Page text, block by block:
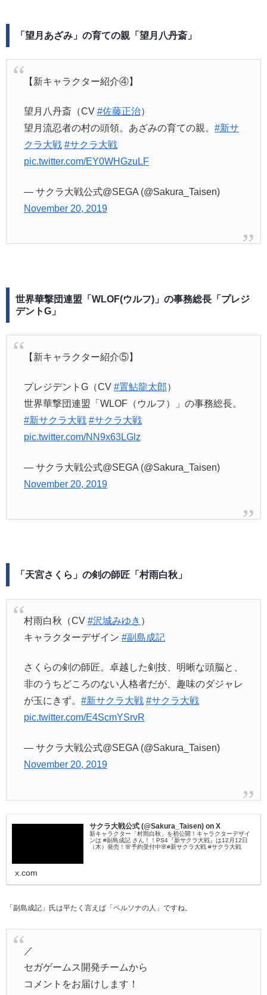
「望月あざみ」の育ての親「望月八丹斎」
【新キャラクター紹介④】
望月八丹斎（CV #佐藤正治）
望月流忍者の村の頭領。あざみの育ての親。 #新サ
クラ大戦 #サクラ大戦
pic.twitter.com/EY0WHGzuLF
— サクラ大戦公式@SEGA (@Sakura_Taisen)
November 20, 2019
世界華撃団連盟「WLOF(ウルフ)」の事務総長「プレジ
デントG」
【新キャラクター紹介⑤】
プレジデントG（CV #置鮎龍太郎）
世界華撃団連盟「WLOF（ウルフ）」の事務総長。
#新サクラ大戦 #サクラ大戦
pic.twitter.com/NN9x63LGlz
— サクラ大戦公式@SEGA (@Sakura_Taisen)
November 20, 2019
「天宮さくら」の剣の師匠「村雨白秋」
村雨白秋（CV #沢城みゆき ）
キャラクターデザイン #副島成記
さくらの剣の師匠。卓越した剣技、明晰な頭脳と、
非のうちどころのない人格者だが、趣味のダジャレ
が玉にきず。 #新サクラ大戦 #サクラ大戦
pic.twitter.com/E4ScmYSrvR
— サクラ大戦公式@SEGA (@Sakura_Taisen)
November 20, 2019
サクラ大戦公式 (@Sakura_Taisen) on X
新キャラクター「村雨白秋」を初公開！キャラクターデザイ
ンは #副島成記 さん！！PS4『新サクラ大戦』は12月12日
（木）発売！🌸予約受付中🌸#新サクラ大戦 #サクラ大戦
x.com
「副島成記」氏は平たく言えば「ペルソナの人」ですね。
／
セガゲームス開発チームから
コメントをお届けします！